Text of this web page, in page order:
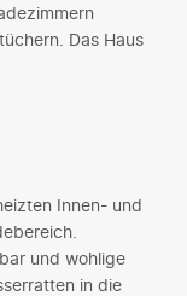
Das Haus
Innen- und
und wohlige
in die